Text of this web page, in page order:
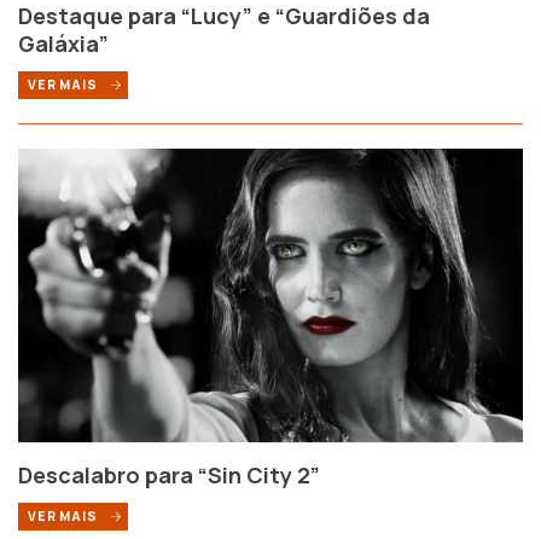
Destaque para “Lucy” e “Guardiões da
Galáxia”
VER MAIS
Descalabro para “Sin City 2”
VER MAIS